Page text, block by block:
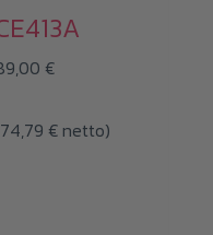
€
74,79 € netto)